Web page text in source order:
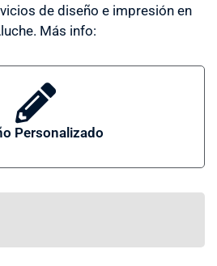
Personalizado
de diseño e impresión en
Más info: